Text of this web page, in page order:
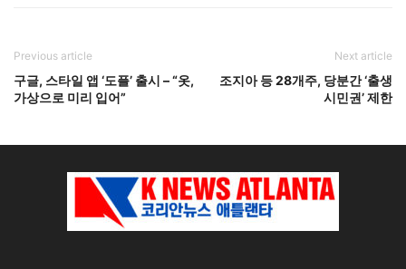
Previous article
구글, 스타일 앱 ‘도플’ 출시 – “옷,
가상으로 미리 입어”
Next article
조지아 등 28개주, 당분간 ‘출생
시민권’ 제한